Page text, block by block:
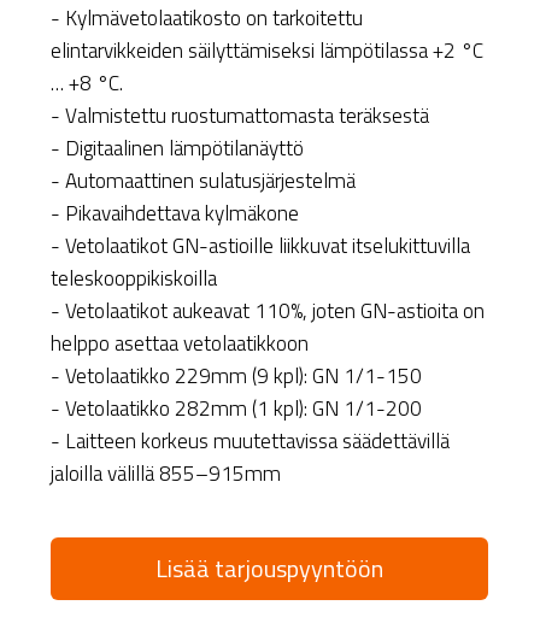
- Kylmävetolaatikosto on tarkoitettu
elintarvikkeiden säilyttämiseksi lämpötilassa +2 °C
… +8 °C.
- Valmistettu ruostumattomasta teräksestä
- Digitaalinen lämpötilanäyttö
- Automaattinen sulatusjärjestelmä
- Pikavaihdettava kylmäkone
- Vetolaatikot GN-astioille liikkuvat itselukittuvilla
teleskooppikiskoilla
- Vetolaatikot aukeavat 110%, joten GN-astioita on
helppo asettaa vetolaatikkoon
- Vetolaatikko 229mm (9 kpl): GN 1/1-150
- Vetolaatikko 282mm (1 kpl): GN 1/1-200
- Laitteen korkeus muutettavissa säädettävillä
jaloilla välillä 855–915mm
Lisää tarjouspyyntöön